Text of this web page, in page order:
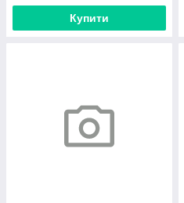
Купити